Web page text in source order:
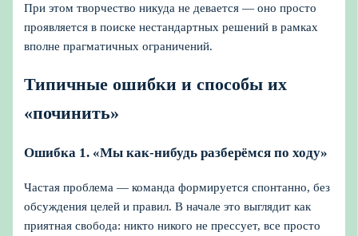
При этом творчество никуда не девается — оно просто
проявляется в поиске нестандартных решений в рамках
вполне прагматичных ограничений.
Типичные ошибки и способы их
«починить»
Ошибка 1. «Мы как-нибудь разберёмся по ходу»
Частая проблема — команда формируется спонтанно, без
обсуждения целей и правил. В начале это выглядит как
приятная свобода: никто никого не прессует, все просто